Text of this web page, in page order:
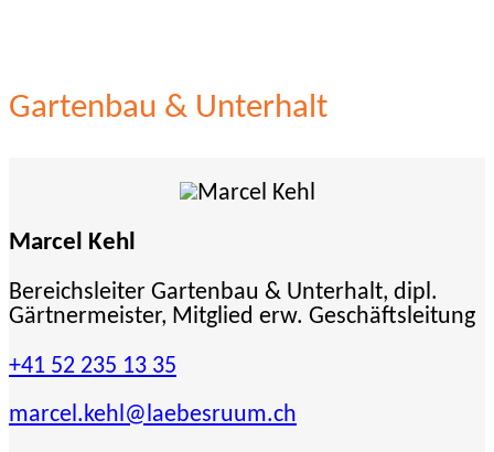
Gartenbau & Unterhalt
Marcel Kehl
Bereichsleiter Gartenbau & Unterhalt, dipl.
Gärtnermeister, Mitglied erw. Geschäftsleitung
+41 52 235 13 35
marcel.kehl@laebesruum.ch